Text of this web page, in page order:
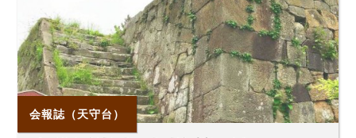
会報誌（天守台）